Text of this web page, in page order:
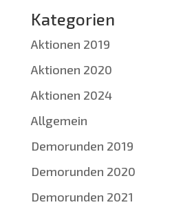
Kategorien
Aktionen 2019
Aktionen 2020
Aktionen 2024
Allgemein
Demorunden 2019
Demorunden 2020
Demorunden 2021